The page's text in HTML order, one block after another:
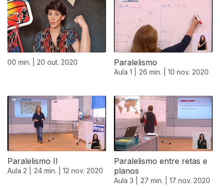
00 min. | 20 out. 2020 Paralelismo
Aula 1 | 26 min. | 10 nov. 2020
Paralelismo II
Aula 2 | 24 min. | 12 nov. 2020
Paralelismo entre retas e
planos
Aula 3 | 27 min. | 17 nov. 2020